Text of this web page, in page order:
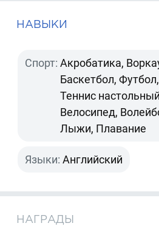
НАВЫКИ
Спорт: Акробатика,
Баскетбол,
Теннис
Велосипед,
Лыжи, Плавание
Языки: Английский
НАГРАДЫ